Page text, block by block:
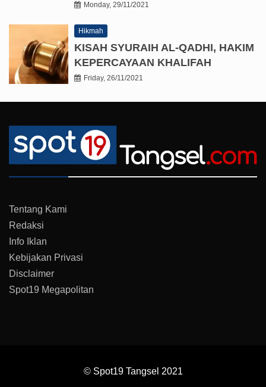
Monday, 29/11/2021
Hikmah
KISAH SYURAIH AL-QADHI, HAKIM
KEPERCAYAAN KHALIFAH
Friday, 26/11/2021
Tentang Kami
Redaksi
Info Iklan
Kebijakan Privasi
Disclaimer
Spot19 Megapolitan
© Spot19 Tangsel 2021